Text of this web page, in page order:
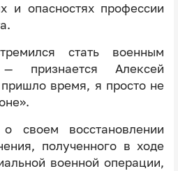
и опасностях профессии
стать военным
— признается Алексей
время, я просто не
своем восстановлении
полученного в ходе
военной операции,